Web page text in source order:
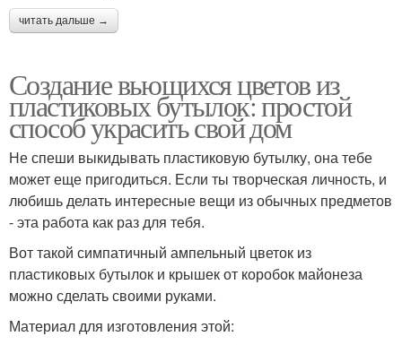
читать дальше →
Создание вьющихся цветов из
пластиковых бутылок: простой
способ украсить свой дом
Не спеши выкидывать пластиковую бутылку, она тебе
может еще пригодиться. Если ты творческая личность, и
любишь делать интересные вещи из обычных предметов
- эта работа как раз для тебя.
Вот такой симпатичный ампельный цветок из
пластиковых бутылок и крышек от коробок майонеза
можно сделать своими руками.
Материал для изготовления этой: